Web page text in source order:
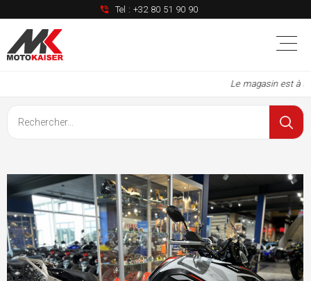
Tel : +32 80 51 90 90
Le magasin est à